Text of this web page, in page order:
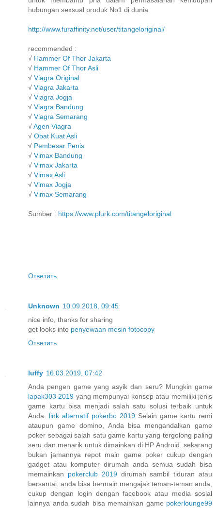
hubungan sexsual produk No1 di dunia
http://www.furaffinity.net/user/titangeloriginal/
recommended :
√ Hammer Of Thor Jakarta
√ Hammer Of Thor Asli
√ Viagra Original
√ Viagra Jakarta
√ Viagra Jogja
√ Viagra Bandung
√ Viagra Semarang
√Agen Viagra
√ Obat Kuat Asli
√ Pembesar Penis
√ Vimax Bandung
√ Vimax Jakarta
√ Vimax Asli
√ Vimax Jogja
√ Vimax Semarang
Sumber : https://www.plurk.com/titangeloriginal
Ответить
Unknown 10.09.2018, 09:45
nice info, thanks for sharing
get looks into penyewaan mesin fotocopy
Ответить
luffy 16.03.2019, 07:42
Anda pengen game yang asyik dan seru? Mungkin game
lapak303 2019 yang mempunyai konsep atau memiliki jenis
game kartu bisa menjadi salah satu solusi terbaik untuk
Anda. link alternatif pokerbo 2019 Selain game kartu remi
ataupun game domino, Anda bisa mengandalkan game
poker sebagai salah satu game kartu yang tergolong paling
seru dan menarik untuk dimainkan di HP Android. sekarang
bukan jamannya repot main game poker cukup dengan
gadget atau komputer dirumah anda semua sudah bisa
memainkan pokerclub 2019dirumah sambil tiduran atau
bersantai. anda bisa bermain mengajak teman-teman anda,
cukup dengan login dengan facebook atau media sosial
lainnya anda sudah bisa memainkan game pokerlounge99